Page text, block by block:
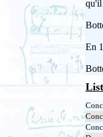
qu'il
En